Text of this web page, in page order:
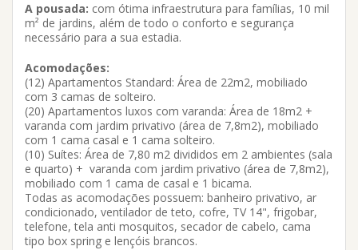
A pousada: com ótima infraestrutura para famílias, 10 mil
m² de jardins, além de todo o conforto e segurança
necessário para a sua estadia.
Acomodações:
(12) Apartamentos Standard: Área de 22m2, mobiliado
com 3 camas de solteiro.
(20) Apartamentos luxos com varanda: Área de 18m2 +
varanda com jardim privativo (área de 7,8m2), mobiliado
com 1 cama casal e 1 cama solteiro.
(10) Suítes: Área de 7,80 m2 divididos em 2 ambientes (sala
e quarto) + varanda com jardim privativo (área de 7,8m2),
mobiliado com 1 cama de casal e 1 bicama.
Todas as acomodações possuem: banheiro privativo, ar
condicionado, ventilador de teto, cofre, TV 14", frigobar,
telefone, tela anti mosquitos, secador de cabelo, cama
tipo box spring e lençóis brancos.